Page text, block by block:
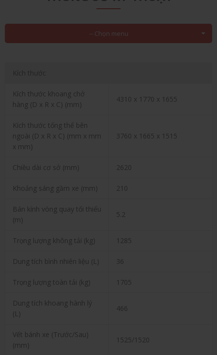
-- Chọn menu
Kích thước
Kích thước khoang chở
hàng (D x R x C) (mm)
4310 x 1770 x 1655
Kích thước tổng thể bên
ngoài (D x R x C) (mm x mm
x mm)
3760 x 1665 x 1515
Chiều dài cơ sở (mm) 2620
Khoảng sáng gầm xe (mm) 210
Bán kính vòng quay tối thiểu
(m)
5.2
Trọng lượng không tải (kg) 1285
Dung tích bình nhiên liệu (L) 36
Trọng lượng toàn tải (kg) 1705
Dung tích khoang hành lý
(L)
466
Vết bánh xe (Trước/Sau)
(mm)
1525/1520